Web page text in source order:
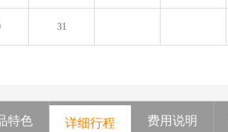
31
特色 详细行程 费用说明